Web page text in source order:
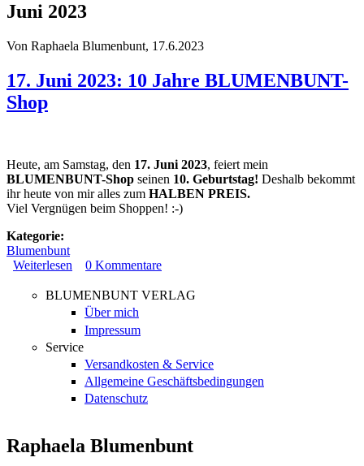
Juni 2023
Von Raphaela Blumenbunt, 17.6.2023
17. Juni 2023: 10 Jahre BLUMENBUNT-
Shop
Heute, am Samstag, den 17. Juni 2023, feiert mein
BLUMENBUNT-Shop seinen 10. Geburtstag! Deshalb bekommt
ihr heute von mir alles zum HALBEN PREIS.
Viel Vergnügen beim Shoppen! :-)
Kategorie:
Blumenbunt
Weiterlesen über 17. Juni 2023: 10 Jahre BLUMENBUNT-Shop
0 Kommentare
BLUMENBUNT VERLAG
Über mich
Impressum
Service
Versandkosten & Service
Allgemeine Geschäftsbedingungen
Datenschutz
Raphaela Blumenbunt